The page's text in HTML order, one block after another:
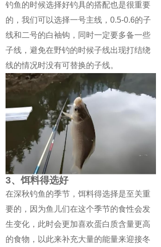
钓鱼的时候选择好钓具的搭配也是很重要
的，我们可以选择一号主线，0.5-0.6的子
线和二号的白袖钩，同时一定要多备一些
子线，避免在野钓的时候子线出现打结绕
线的情况时没有可替换的子线。
3、饵料得选好
在深秋钓鱼的季节，饵料得选择是至关重
要的，因为鱼儿们在这个季节的食性会发
生变化，此时会更加喜欢蛋白质含量更高
的食物，以此来补充大量的能量来迎接冬